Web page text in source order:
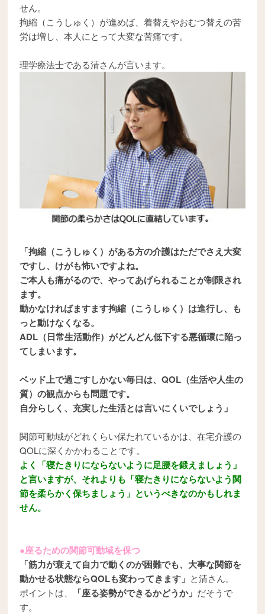
せん。
拘縮（こうしゅく）が進めば、着替えやおむつ替えの苦
労は増し、本人にとって大変な苦痛です。
理学療法士である清さんが言います。
「拘縮（こうしゅく）がある方の介護はただでさえ大変
ですし、けがも怖いですよね。
ご本人も痛がるので、やってあげられることが制限され
ます。
動かなければますます拘縮（こうしゅく）は進行し、も
っと動けなくなる。
ADL（日常生活動作）がどんどん低下する悪循環に陥っ
てしまいます。
ベッド上で過ごすしかない毎日は、QOL（生活や人生の
質）の観点からも問題です。
自分らしく、充実した生活とは言いにくいでしょう」
関節可動域がどれくらい保たれているかは、在宅介護の
QOLに深くかかわることです。
よく「寝たきりにならないように足腰を鍛えましょう」
と言いますが、それよりも「寝たきりにならないよう関
節を柔らかく保ちましょう」というべきなのかもしれま
せん。
●座るための関節可動域を保つ
「筋力が衰えて自力で動くのが困難でも、大事な関節を
動かせる状態ならQOLも変わってきます」 と清さん。
ポイントは、
「座る姿勢ができるかどうか」 だそうで
す。